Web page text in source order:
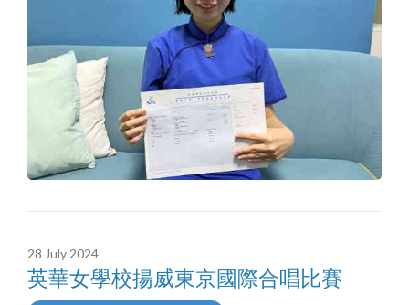
28 July 2024
英華女學校揚威東京國際合唱比賽